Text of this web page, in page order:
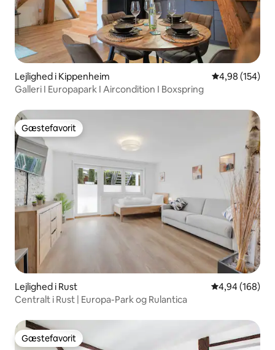
Lejlighed i Kippenheim 4,98 ud af 5 i
4,98 (154)
Galleri I Europapark I Aircondition I Boxspring
Gæstefavorit
Gæstefavorit
Lejlighed i Rust 4,94 ud af 5 i
4,94 (168)
Centralt i Rust | Europa-Park og Rulantica
Gæstefavorit
Gæstefavorit